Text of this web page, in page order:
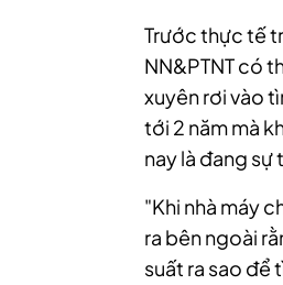
Trước thực tế
NN&PTNT có
xuyên rơi vào
tới 2 năm mà
nay là đang sự
"Khi nhà máy
ra bên ngoài
suất ra sao để